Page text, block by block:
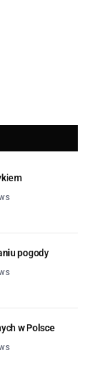
pogody
w Polsce